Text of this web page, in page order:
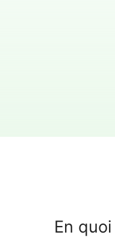
En